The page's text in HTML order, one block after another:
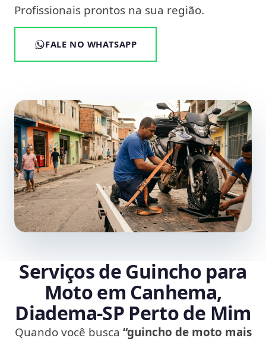
Profissionais prontos na sua região.
FALE NO WHATSAPP
Serviços de Guincho para
Moto em Canhema,
Diadema‑SP Perto de Mim
Quando você busca “guincho de moto mais